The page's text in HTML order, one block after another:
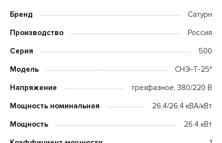
Бренд Сатурн
Производство Россия
Серия 500
Модель СНЭ-Т-25*
Напряжение трехфазное, 380/220 В
Мощность номинальная 26,4/26,4 кВА/кВт
Мощность 26.4 кВт